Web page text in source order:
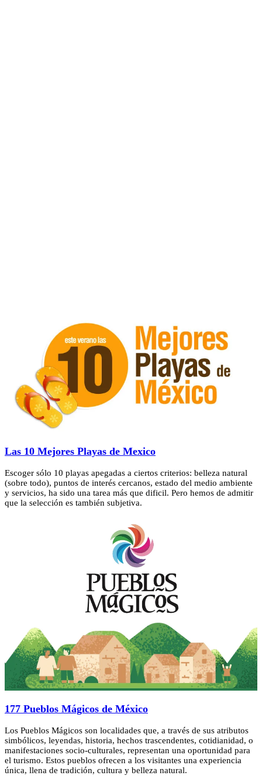
Las 10 Mejores Playas de Mexico
Escoger sólo 10 playas apegadas a ciertos criterios: belleza natural
(sobre todo), puntos de interés cercanos, estado del medio ambiente
y servicios, ha sido una tarea más que dificil. Pero hemos de admitir
que la selección es también subjetiva.
177 Pueblos Mágicos de México
Los Pueblos Mágicos son localidades que, a través de sus atributos
simbólicos, leyendas, historia, hechos trascendentes, cotidianidad, o
manifestaciones socio-culturales, representan una oportunidad para
el turismo. Estos pueblos ofrecen a los visitantes una experiencia
única, llena de tradición, cultura y belleza natural.